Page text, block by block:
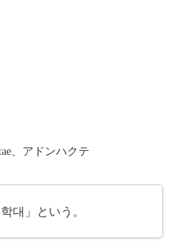
、アドンハクテ
대」という。